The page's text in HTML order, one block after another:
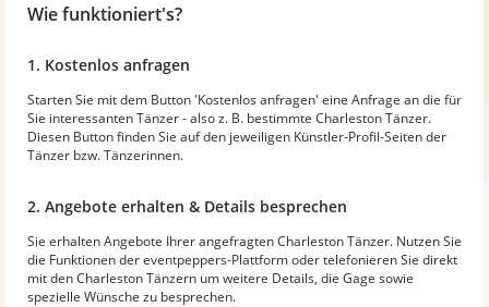
Wie funktioniert's?
1. Kostenlos anfragen
Starten Sie mit dem Button 'Kostenlos anfragen' eine Anfrage an die für
Sie interessanten Tänzer - also z. B. bestimmte Charleston Tänzer.
Diesen Button finden Sie auf den jeweiligen Künstler-Profil-Seiten der
Tänzer bzw. Tänzerinnen.
2. Angebote erhalten & Details besprechen
Sie erhalten Angebote Ihrer angefragten Charleston Tänzer. Nutzen Sie
die Funktionen der eventpeppers-Plattform oder telefonieren Sie direkt
mit den Charleston Tänzern um weitere Details, die Gage sowie
spezielle Wünsche zu besprechen.